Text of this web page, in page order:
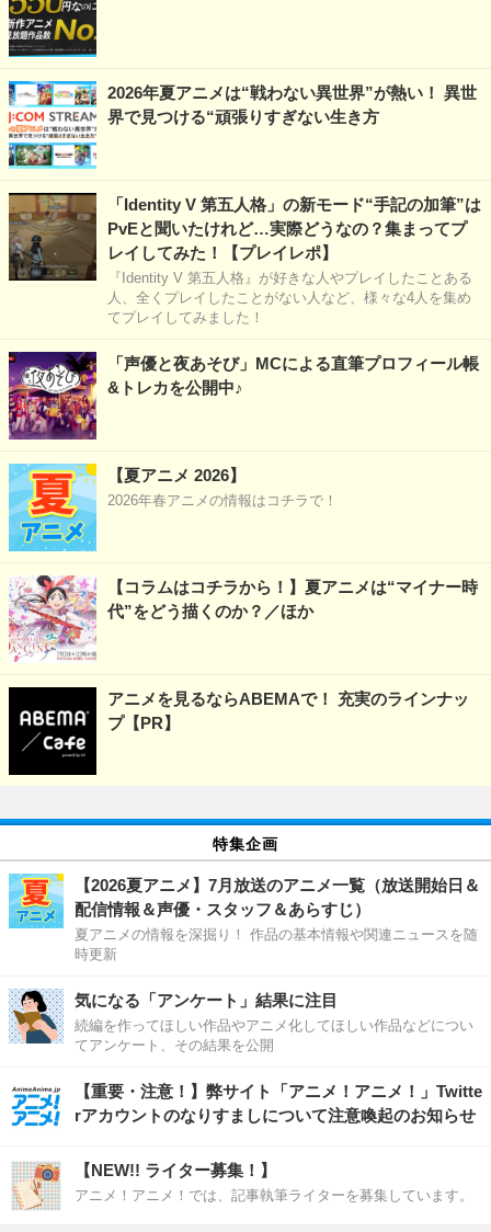
2026年夏アニメは“戦わない異世界”が熱い！ 異世
界で見つける“頑張りすぎない生き方
「Identity V 第五人格」の新モード“手記の加筆”は
PvEと聞いたけれど…実際どうなの？集まってプ
レイしてみた！【プレイレポ】
『Identity V 第五人格』が好きな人やプレイしたことある
人、全くプレイしたことがない人など、様々な4人を集め
てプレイしてみました！
「声優と夜あそび」MCによる直筆プロフィール帳
&トレカを公開中♪
【夏アニメ 2026】
2026年春アニメの情報はコチラで！
【コラムはコチラから！】夏アニメは“マイナー時
代”をどう描くのか？／ほか
アニメを見るならABEMAで！ 充実のラインナッ
プ【PR】
特集企画
【2026夏アニメ】7月放送のアニメ一覧（放送開始日＆
配信情報＆声優・スタッフ＆あらすじ）
夏アニメの情報を深掘り！ 作品の基本情報や関連ニュースを随
時更新
気になる「アンケート」結果に注目
続編を作ってほしい作品やアニメ化してほしい作品などについ
てアンケート、その結果を公開
【重要・注意！】弊サイト「アニメ！アニメ！」Twitte
rアカウントのなりすましについて注意喚起のお知らせ
【NEW!! ライター募集！】
アニメ！アニメ！では、記事執筆ライターを募集しています。